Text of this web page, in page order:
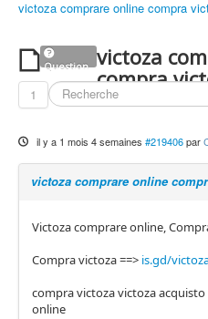
victoza comprare online compra
Question victoza
compra
1
il y a 1 mois 4 semaines #219406 par
victoza comprare online
Victoza comprare online,
Compra victoza ==> is.gd/
compra victoza victoza
online